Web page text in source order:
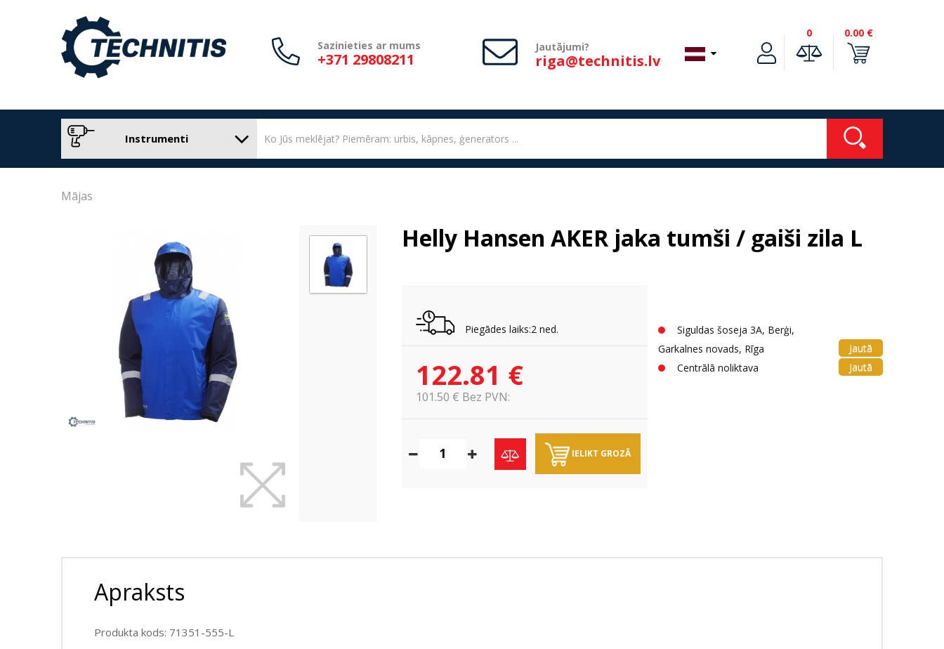
Sazinieties ar mums
+371 29808211
Jautājumi?
riga@technitis.lv
0 0.00 €
Instrumenti
Mājas
Helly Hansen AKER jaka tumši / gaiši zila L
Piegādes laiks:2 ned.
122.81 €
101.50 € Bez PVN:
IELIKT GROZĀ
Siguldas šoseja 3A, Berģi,
Garkalnes novads, Rīga
Jautā
Centrālā noliktava
Jautā
Apraksts
Produkta kods: 71351-555-L